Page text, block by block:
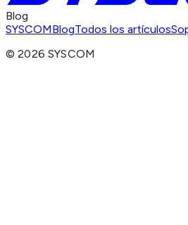
Blog
SYSCOMBlogTodos los artículos
©2026 SYSCOM